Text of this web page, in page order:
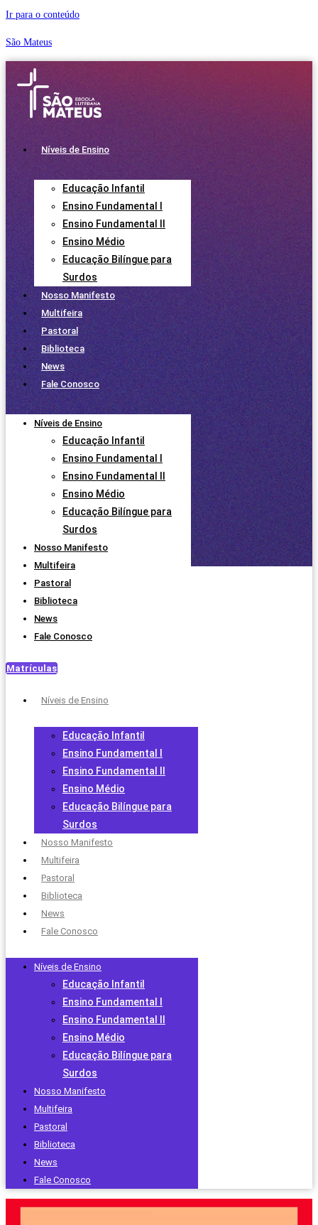
Ir para o conteúdo
São Mateus
Níveis de Ensino
Educação Infantil
Ensino Fundamental I
Ensino Fundamental II
Ensino Médio
Educação Bilíngue para
Surdos
Nosso Manifesto
Multifeira
Pastoral
Biblioteca
News
Fale Conosco
Níveis de Ensino
Educação Infantil
Ensino Fundamental I
Ensino Fundamental II
Ensino Médio
Educação Bilíngue para
Surdos
Nosso Manifesto
Multifeira
Pastoral
Biblioteca
News
Fale Conosco
Matrículas
Níveis de Ensino
Educação Infantil
Ensino Fundamental I
Ensino Fundamental II
Ensino Médio
Educação Bilíngue para
Surdos
Nosso Manifesto
Multifeira
Pastoral
Biblioteca
News
Fale Conosco
Níveis de Ensino
Educação Infantil
Ensino Fundamental I
Ensino Fundamental II
Ensino Médio
Educação Bilíngue para
Surdos
Nosso Manifesto
Multifeira
Pastoral
Biblioteca
News
Fale Conosco